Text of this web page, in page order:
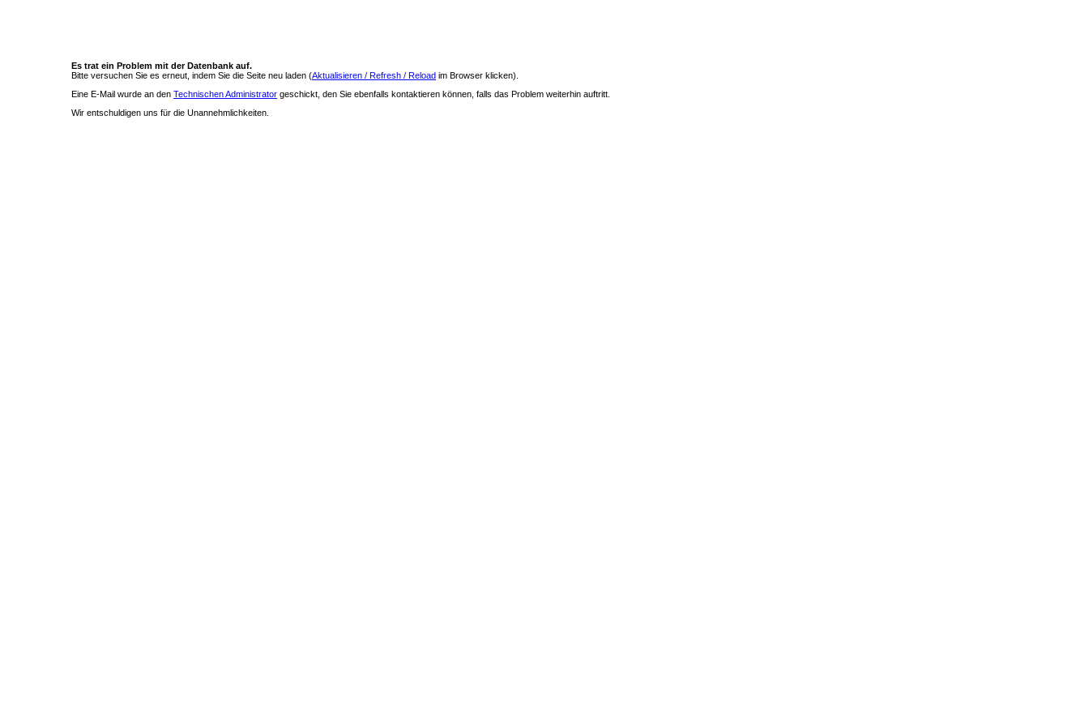
Es trat ein Problem mit der Datenbank auf.
Bitte versuchen Sie es erneut, indem Sie die Seite neu laden (Aktualisieren / Refresh / Reload im Browser klicken).
Eine E-Mail wurde an den Technischen Administrator geschickt, den Sie ebenfalls kontaktieren können, falls das Problem weiterhin auftritt.
Wir entschuldigen uns für die Unannehmlichkeiten.